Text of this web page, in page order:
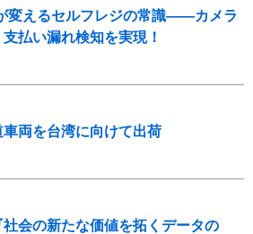
変えるセルフレジの常識――カメラ
払い漏れ検知を実現！
両を台湾に向けて出荷
会の新たな価値を拓くデータの